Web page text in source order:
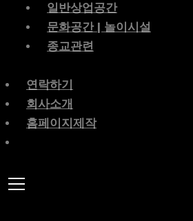
일반상업공간
문화공간 | 놀이시설
종교관련
연락하기
회사소개
홈페이지제작